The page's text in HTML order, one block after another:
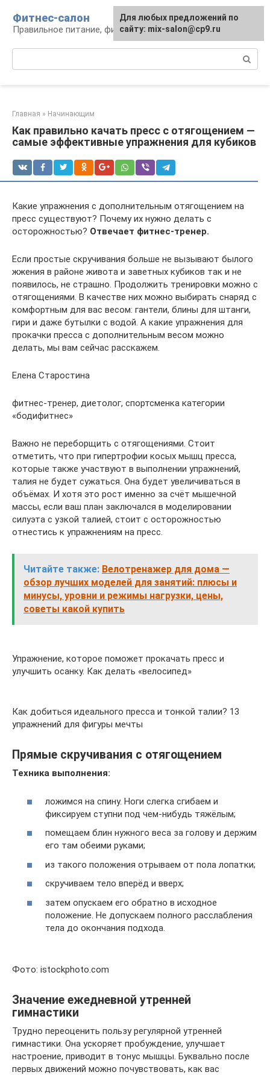
контенту
Фитнес-салон
Правильное питание, фитнес, образ жизни
Главная » Начинающим
Как правильно качать пресс с отягощением —
самые эффективные упражнения для кубиков
Какие упражнения с дополнительным отягощением на
пресс существуют? Почему их нужно делать с
осторожностью? Отвечает фитнес-тренер.
Если простые скручивания больше не вызывают былого
жжения в районе живота и заветных кубиков так и не
появилось, не страшно. Продолжить тренировки можно с
отягощениями. В качестве них можно выбирать снаряд с
комфортным для вас весом: гантели, блины для штанги,
гири и даже бутылки с водой. А какие упражнения для
прокачки пресса с дополнительным весом можно
делать, мы вам сейчас расскажем.
Елена Старостина
фитнес-тренер, диетолог, спортсменка категории
«бодифитнес»
Важно не переборщить с отягощениями. Стоит
отметить, что при гипертрофии косых мышц пресса,
которые также участвуют в выполнении упражнений,
талия не будет сужаться. Она будет увеличиваться в
объёмах. И хотя это рост именно за счёт мышечной
массы, если ваш план заключался в моделировании
силуэта с узкой талией, стоит с осторожностью
отнестись к упражнениям на пресс.
Читайте также: Велотренажер для дома —
обзор лучших моделей для занятий: плюсы и
минусы, уровни и режимы нагрузки, цены,
советы какой купить
Упражнение, которое поможет прокачать пресс и
улучшить осанку. Как делать «велосипед»
Как добиться идеального пресса и тонкой талии? 13
упражнений для фигуры мечты
Прямые скручивания с отягощением
Техника выполнения:
ложимся на спину. Ноги слегка сгибаем и
фиксируем ступни под чем-нибудь тяжёлым;
помещаем блин нужного веса за голову и держим
его там обеими руками;
из такого положения отрываем от пола лопатки;
скручиваем тело вперёд и вверх;
затем опускаем его обратно в исходное
положение. Не допускаем полного расслабления
тела до окончания подхода.
Фото: istockphoto.com
Значение ежедневной утренней
гимнастики
Трудно переоценить пользу регулярной утренней
гимнастики. Она ускоряет пробуждение, улучшает
настроение, приводит в тонус мышцы. Буквально после
первых движений можно почувствовать, как вас
Для любых предложений по
сайту: mix-salon@cp9.ru